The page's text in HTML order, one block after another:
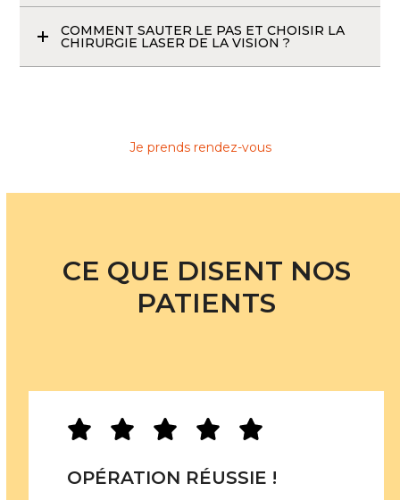
COMMENT SAUTER LE PAS ET CHOISIR LA
CHIRURGIE LASER DE LA VISION ?
Je prends rendez-vous
CE QUE DISENT NOS
PATIENTS
OPÉRATION RÉUSSIE !